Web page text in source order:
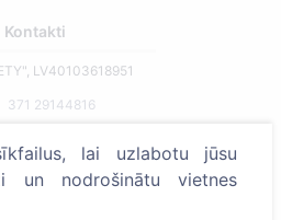
Kontakti
LV40103618951
371 29144816
visā Latvijā!
lai uzlabotu jūsu
un nodrošinātu vietnes